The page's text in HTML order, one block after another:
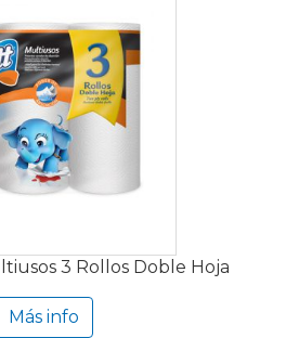
3 Rollos Doble Hoja
Más info